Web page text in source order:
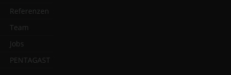
Referenzen
Team
Jobs
PENTAGAST